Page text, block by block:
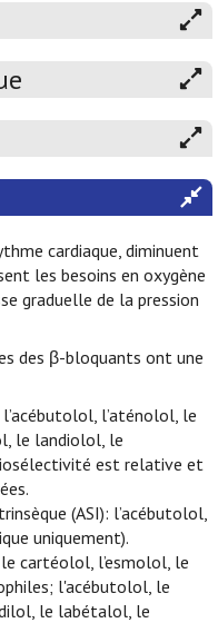
cardiaque, diminuent
les besoins en oxygène
graduelle de la pression
des β-bloquants ont une
l’acébutolol, l’aténolol, le
le landiolol, le
est relative et
(ASI): l’acébutolol,
uniquement).
cartéolol, l’esmolol, le
l'acébutolol, le
le labétalol, le